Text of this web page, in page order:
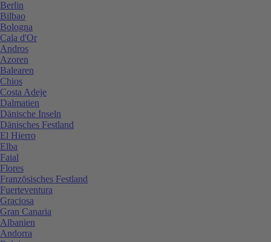
Berlin
Bilbao
Bologna
Cala d'Or
Andros
Azoren
Balearen
Chios
Costa Adeje
Dalmatien
Dänische Inseln
Dänisches Festland
El Hierro
Elba
Faial
Flores
Französisches Festland
Fuerteventura
Graciosa
Gran Canaria
Albanien
Andorra